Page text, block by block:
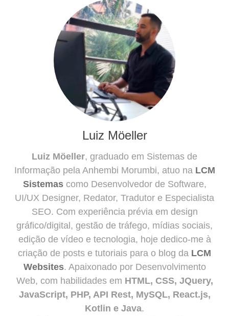
Luiz Möeller
Luiz Möeller, graduado em Sistemas de
Informação pela Anhembi Morumbi, atuo na LCM
Sistemascomo Desenvolvedor de Software,
UI/UX Designer, Redator, Tradutor e Especialista
SEO. Com experiência prévia em design
gráfico/digital, gestão de tráfego, mídias sociais,
edição de vídeo e tecnologia, hoje dedico-me à
criação de posts e tutoriais para o blog da LCM
Websites. Apaixonado por Desenvolvimento
Web, com habilidades em HTML, CSS, JQuery,
JavaScript, PHP, API Rest, MySQL, React.js,
Kotlin e Java.